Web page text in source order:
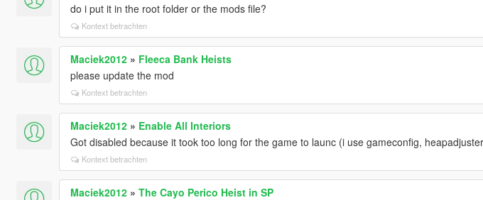
do i put it in the root folder or the mods file?
Kontext betrachten
Maciek2012» Fleeca Bank Heists
please update the mod
Kontext betrachten
Maciek2012» Enable All Interiors
Got disabled because it took too long for the game to launc (i use gameconfig,
Kontext betrachten
Maciek2012» The Cayo Perico Heist in SP